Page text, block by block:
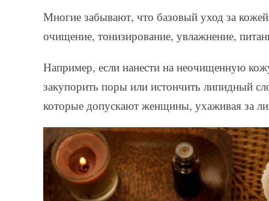
Многие забывают, что базовый уход за
очищение, тонизирование, увлажнение,
Например, если нанести на неочищенную
закупорить поры или истончить липидный
которые допускают женщины, ухаживая за